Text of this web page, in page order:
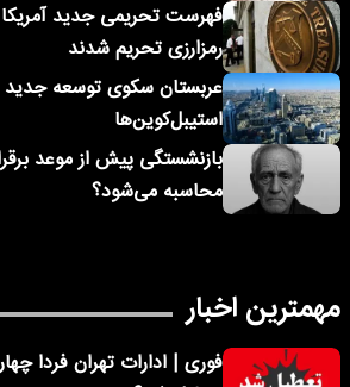
فهرست تحریمی جدید آمریکا
رمزارزی تحریم شدند
عربستان سکوی توسعه جدید
استیبل‌کوین‌ها
بازنشستگی پیش از موعد
محاسبه می‌شود؟
مهمترین اخبار